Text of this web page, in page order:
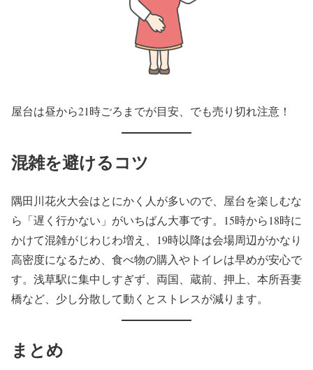
屋台は昼から21時ごろまでが目安、でも売り切れ注意！
混雑を避けるコツ
隅田川花火大会はとにかく人が多いので、屋台を楽しむな
ら「遅く行かない」がいちばん大事です。15時から18時に
かけて混雑がじわじわ増え、19時以降は会場周辺がかなり
高密度になるため、食べ物の購入やトイレは早めが安心で
す。浅草駅に集中しすぎず、両国、蔵前、押上、本所吾妻
橋など、少し分散して動くとストレスが減ります。
まとめ